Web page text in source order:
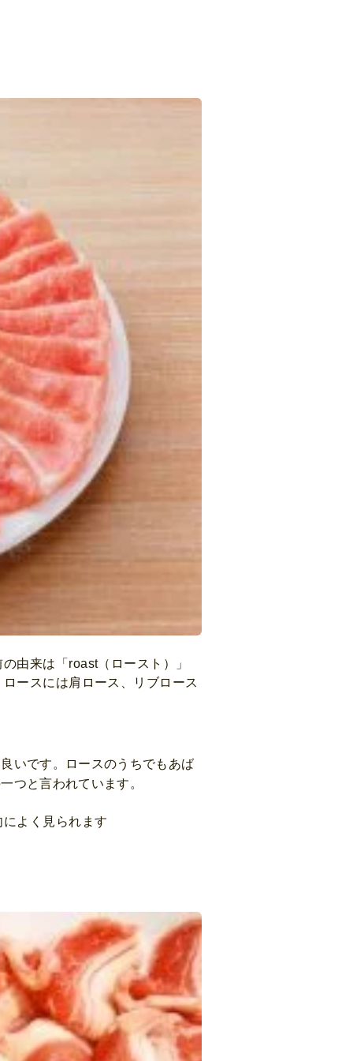
由来は「roast（ロースト）」
ースには肩ロース、リブロース
いです。ロースのうちでもあば
つと言われています。
よく見られます